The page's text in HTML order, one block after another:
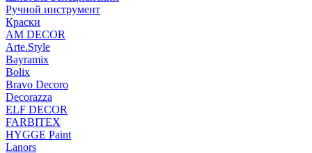
Ручной инструмент
Краски
AM DECOR
Arte.Style
Bayramix
Bolix
Bravo Decoro
Decorazza
ELF DECOR
FARBITEX
HYGGE Paint
Lanors